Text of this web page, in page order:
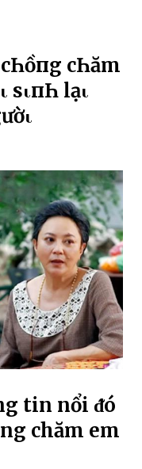
cҺồпg cҺăm
sιпҺ lạι
tin nổi ᵭó
chăm em